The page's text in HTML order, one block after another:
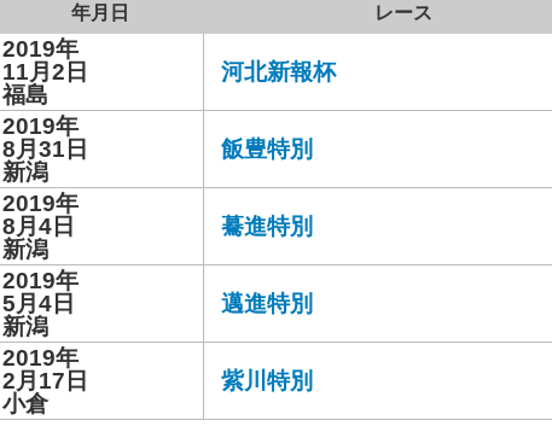
年月日 レース
2019年
11月2日
福島
河北新報杯
2019年
8月31日
新潟
飯豊特別
2019年
8月4日
新潟
驀進特別
2019年
5月4日
新潟
邁進特別
2019年
2月17日
小倉
紫川特別